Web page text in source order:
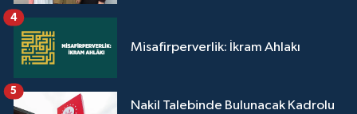
Misafirperverlik: İkram Ahlakı
4
Nakil Talebinde Bulunacak Kadrolu
5
Tokat Müftülüğü
Trabzon Müftülüğü
Tunceli Müftülüğü